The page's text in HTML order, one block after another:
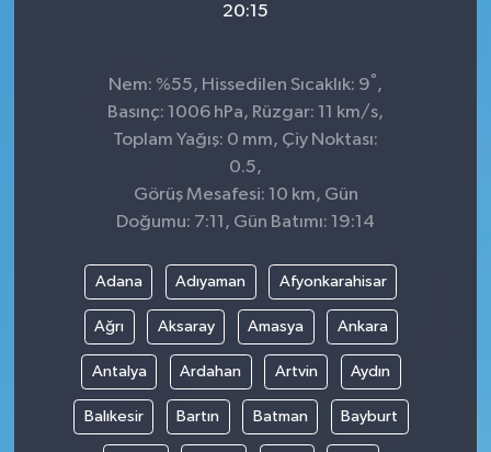
20:15
Nem: %55, Hissedilen Sıcaklık: 9°,
Basınç: 1006 hPa, Rüzgar: 11 km/s,
Toplam Yağış: 0 mm, Çiy Noktası:
0.5,
Görüş Mesafesi: 10 km, Gün
Doğumu: 7:11, Gün Batımı: 19:14
Adana Adıyaman Afyonkarahisar
Ağrı Aksaray Amasya Ankara
Antalya Ardahan Artvin Aydın
Balıkesir Bartın Batman Bayburt